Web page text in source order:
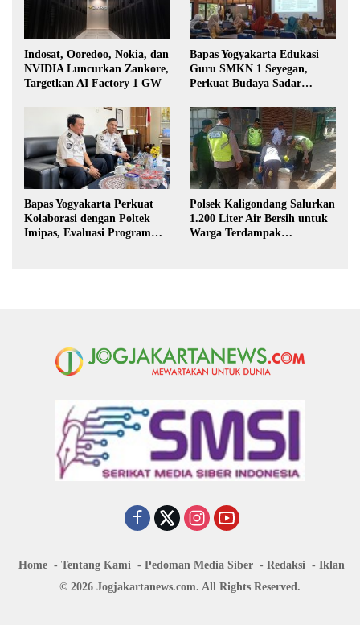
Indosat, Ooredoo, Nokia, dan
NVIDIA Luncurkan Zankore,
Targetkan AI Factory 1 GW
Bapas Yogyakarta Edukasi
Guru SMKN 1 Seyegan,
Perkuat Budaya Sadar
Bapas Yogyakarta Perkuat
Kolaborasi dengan Poltek
Imipas, Evaluasi Program
Polsek Kaligondang Salurkan
1.200 Liter Air Bersih untuk
Warga Terdampak
Home Tentang Kami Pedoman Media Siber Redaksi
Iklan
© 2026 Jogjakartanews.com. All Rights Reserved.